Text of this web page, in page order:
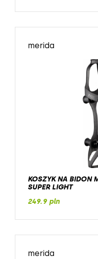
merida
KOSZYK NA BIDON
SUPER LIGHT
249.9 pln
merida